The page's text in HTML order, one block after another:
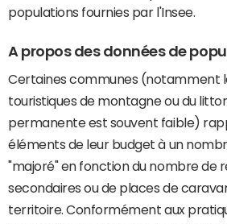
populations fournies par l'Insee.
A propos des données de
Certaines communes (notamment
touristiques de montagne ou du
permanente est souvent faible)
éléments de leur budget à un
"majoré" en fonction du nombre de
secondaires ou de places de
territoire. Conformément aux